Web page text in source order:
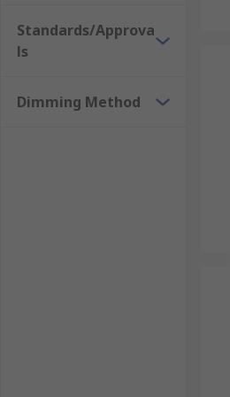
Standards/Approva
ls
Dimming Method